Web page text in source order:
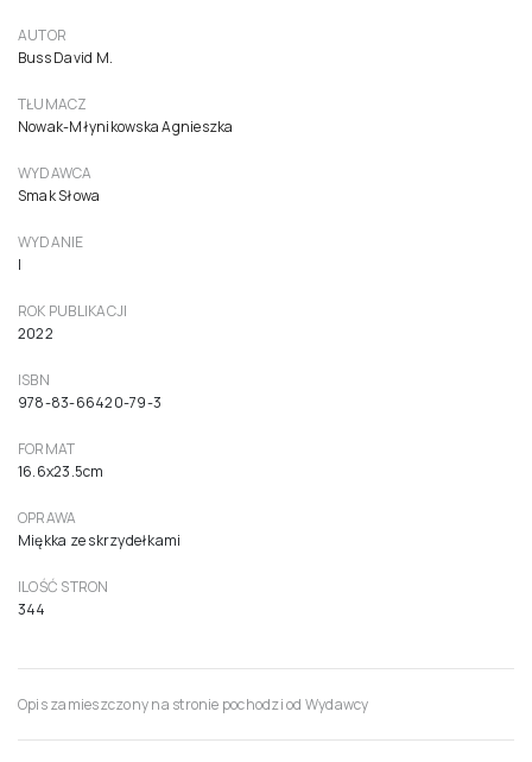
AUTOR
Buss David M.
TŁUMACZ
Nowak-Młynikowska Agnieszka
WYDAWCA
Smak Słowa
WYDANIE
I
ROK PUBLIKACJI
2022
ISBN
978-83-66420-79-3
FORMAT
16.6x23.5cm
OPRAWA
Miękka ze skrzydełkami
ILOŚĆ STRON
344
Opis zamieszczony na stronie pochodzi od Wydawcy